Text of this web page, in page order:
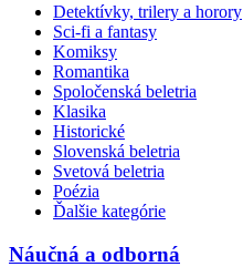
Detektívky, trilery a horory
Sci-fi a fantasy
Komiksy
Romantika
Spoločenská beletria
Klasika
Historické
Slovenská beletria
Svetová beletria
Poézia
Ďalšie kategórie
Náučná a odborná